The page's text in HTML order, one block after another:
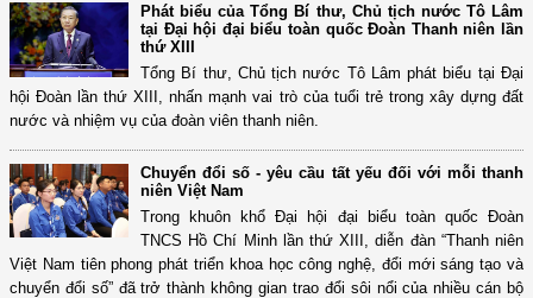
Phát biểu của Tổng Bí thư, Chủ tịch nước Tô Lâm
tại Đại hội đại biểu toàn quốc Đoàn Thanh niên lần
thứ XIII
Tổng Bí thư, Chủ tịch nước Tô Lâm phát biểu tại Đại
hội Đoàn lần thứ XIII, nhấn mạnh vai trò của tuổi trẻ trong xây dựng đất
nước và nhiệm vụ của đoàn viên thanh niên.
Chuyển đổi số - yêu cầu tất yếu đối với mỗi thanh
niên Việt Nam
Trong khuôn khổ Đại hội đại biểu toàn quốc Đoàn
TNCS Hồ Chí Minh lần thứ XIII, diễn đàn “Thanh niên
Việt Nam tiên phong phát triển khoa học công nghệ, đổi mới sáng tạo và
chuyển đổi số” đã trở thành không gian trao đổi sôi nổi của nhiều cán bộ